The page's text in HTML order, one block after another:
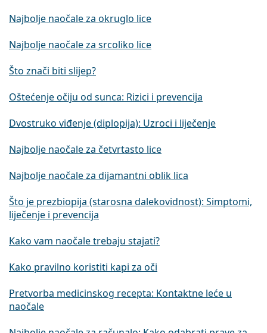
Najbolje naočale za okruglo lice
Najbolje naočale za srcoliko lice
Što znači biti slijep?
Oštećenje očiju od sunca: Rizici i prevencija
Dvostruko viđenje (diplopija): Uzroci i liječenje
Najbolje naočale za četvrtasto lice
Najbolje naočale za dijamantni oblik lica
Što je prezbiopija (starosna dalekovidnost): Simptomi,
liječenje i prevencija
Kako vam naočale trebaju stajati?
Kako pravilno koristiti kapi za oči
Pretvorba medicinskog recepta: Kontaktne leće u
naočale